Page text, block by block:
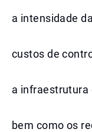
a intensidade
custos de
a infraestrutura
bem como os